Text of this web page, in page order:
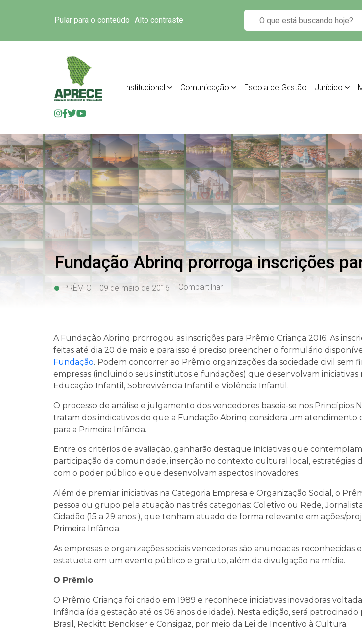
Pular para o conteúdo Alto contraste
Institucional Comunicação Escola de Gestão Jurídico
Fundação Abrinq prorroga inscrições
PRÊMIO 09 de maio de 2016 Compartilhar
A Fundação Abrinq prorrogou as inscrições para Prêmio Criança 2016. As
feitas até dia 20 de maio e para isso é preciso preencher o formulário
Fundação. Podem concorrer ao Prêmio organizações da sociedade civil sem
empresas (incluindo seus institutos e fundações) que desenvolvam iniciativas
Educação Infantil, Sobrevivência Infantil e Violência Infantil.
O processo de análise e julgamento dos vencedores baseia-se nos Princípios
tratam dos indicativos do que a Fundação Abrinq considera um atendimento
para a Primeira Infância.
Entre os critérios de avaliação, ganharão destaque iniciativas que
participação da comunidade, inserção no contexto cultural local, estratégias
com o poder público e que desenvolvam aspectos inovadores.
Além de premiar iniciativas na Categoria Empresa e Organização Social, o
pessoa ou grupo pela atuação nas três categorias: Coletivo ou Rede,
Cidadão (15 a 29 anos ), que tenham atuado de forma relevante em ações/
Primeira Infância.
As empresas e organizações sociais vencedoras são anunciadas reconhecidas
estatueta em um evento público e gratuito, além da divulgação na mídia.
O Prêmio
O Prêmio Criança foi criado em 1989 e reconhece iniciativas inovadoras
Infância (da gestação até os 06 anos de idade). Nesta edição, será patrocinado
Brasil, Reckitt Benckiser e Consigaz, por meio da Lei de Incentivo à Cultura.